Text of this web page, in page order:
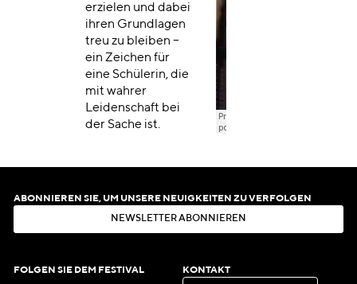
erzielen und dabei
ihren Grundlagen
treu zu bleiben –
ein Zeichen für
eine Schülerin, die
mit wahrer
Leidenschaft bei
der Sache ist.
ABONNIEREN SIE, UM UNSERE NEUIGKEITEN ZU VERFOLGEN
N EWSLET ERABON N EREN
FOLGEN SIE DEM FESTIVAL KONTAKT